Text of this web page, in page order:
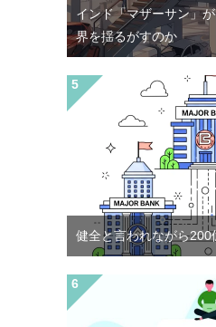
インド「マザーサン」
界を揺るがすのか
健全と言われながら200